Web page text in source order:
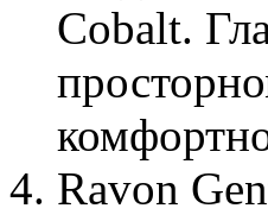
Cobalt.
Ravon